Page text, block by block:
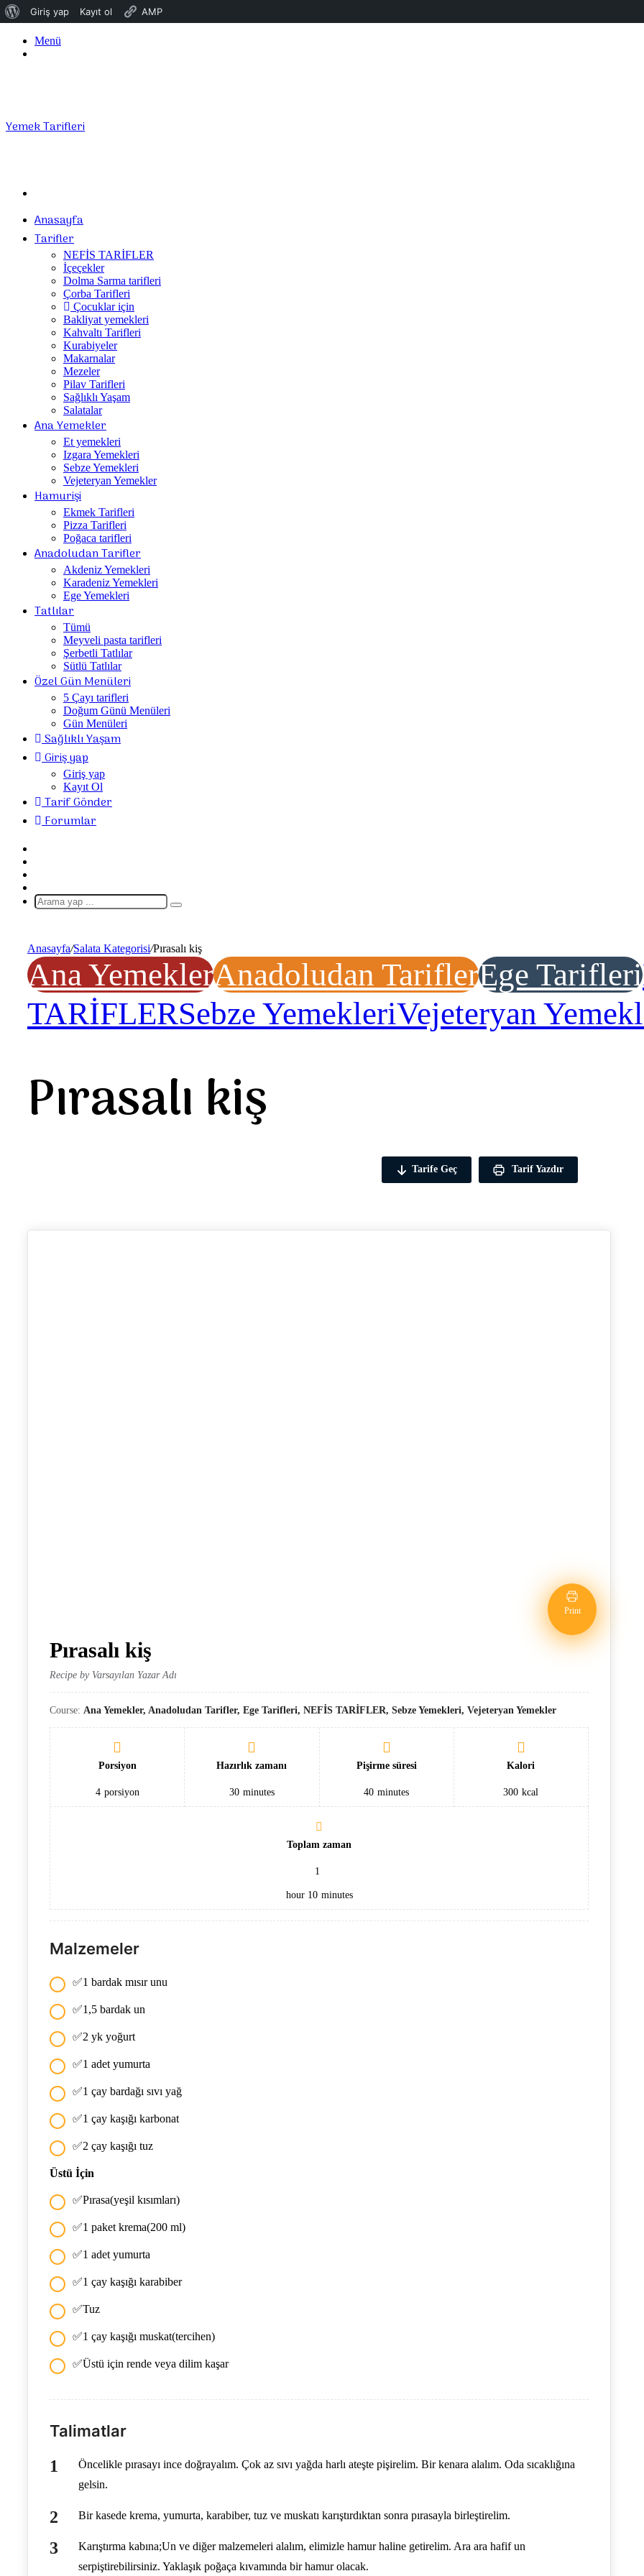
WordPress
Giriş yap Kayıt ol AMP
Menü
Yemek Tarifleri
...
Anasayfa
Tarifler
NEFİS TARİFLER
İçeçekler
Dolma Sarma tarifleri
Çorba Tarifleri
Çocuklar için
Bakliyat yemekleri
Kahvaltı Tarifleri
Kurabiyeler
Makarnalar
Mezeler
Pilav Tarifleri
Sağlıklı Yaşam
Salatalar
Ana Yemekler
Et yemekleri
Izgara Yemekleri
Sebze Yemekleri
Vejeteryan Yemekler
Hamurişi
Ekmek Tarifleri
Pizza Tarifleri
Poğaca tarifleri
Anadoludan Tarifler
Akdeniz Yemekleri
Karadeniz Yemekleri
Ege Yemekleri
Tatlılar
Tümü
Meyveli pasta tarifleri
Şerbetli Tatlılar
Sütlü Tatlılar
Özel Gün Menüleri
5 Çayı tarifleri
Doğum Günü Menüleri
Gün Menüleri
Sağlıklı Yaşam
Giriş yap
Giriş yap
Kayıt Ol
Tarif Gönder
Forumlar
görünümü
değiştir
Arama
Anasayfa/Salata Kategorisi/Pırasalı kiş
Ana YemeklerAnadoludan TariflerEge Tarifleri
TARİFLERSebze YemekleriVejeteryan
Pırasalı kiş
Tarife Geç Tarif Yazdır
Print
Pırasalı kiş
Recipe by Varsayılan Yazar Adı
Course: Ana Yemekler, Anadoludan Tarifler, Ege Tarifleri, NEFİS TARİFLER, Sebze Yemekleri, Vejeteryan Yemekler
Porsiyon
4 porsiyon
Hazırlık zamanı
30 minutes
Pişirme süresi
40 minutes
Kalori
300 kcal
Toplam zaman
1
hour 10 minutes
Malzemeler
✅1 bardak mısır unu
✅1,5 bardak un
✅2 yk yoğurt
✅1 adet yumurta
✅1 çay bardağı sıvı yağ
✅1 çay kaşığı karbonat
✅2 çay kaşığı tuz
Üstü İçin
✅Pırasa(yeşil kısımları)
✅1 paket krema(200 ml)
✅1 adet yumurta
✅1 çay kaşığı karabiber
✅Tuz
✅1 çay kaşığı muskat(tercihen)
✅Üstü için rende veya dilim kaşar
Talimatlar
Öncelikle pırasayı ince doğrayalım. Çok az sıvı yağda harlı ateşte pişirelim. Bir kenara alalım. Oda sıcaklığına
gelsin.
Bir kasede krema, yumurta, karabiber, tuz ve muskatı karıştırdıktan sonra pırasayla birleştirelim.
Karıştırma kabına;Un ve diğer malzemeleri alalım, elimizle hamur haline getirelim. Ara ara hafif un
serpiştirebilirsiniz. Yaklaşık poğaça kıvamında bir hamur olacak.